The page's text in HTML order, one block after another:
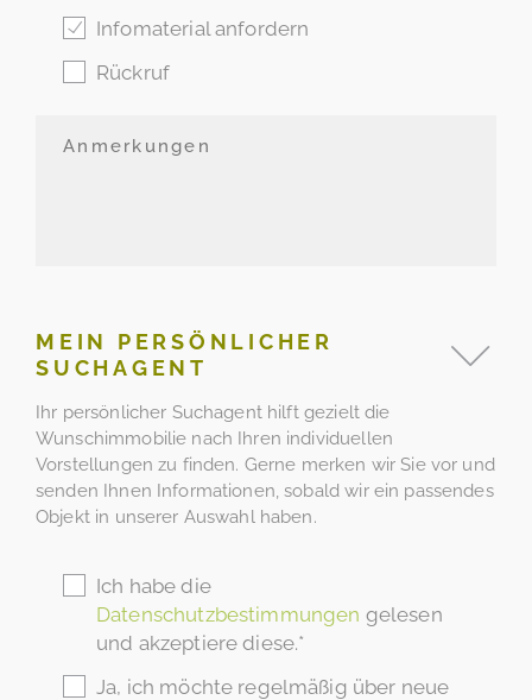
Infomaterial anfordern
Rückruf
MEIN PERSÖNLICHER
SUCHAGENT
Ihr persönlicher Suchagent hilft gezielt die
Wunschimmobilie nach Ihren individuellen
Vorstellungen zu finden. Gerne merken wir Sie vor und
senden Ihnen Informationen, sobald wir ein passendes
Objekt in unserer Auswahl haben.
Ich habe die
Datenschutzbestimmungen gelesen
und akzeptiere diese.*
Ja, ich möchte regelmäßig über neue